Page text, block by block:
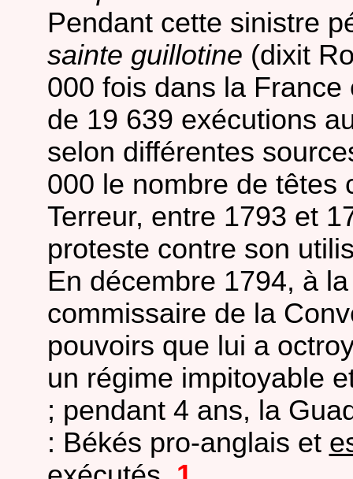
Pendant cette sinistre
sainte guillotine (dixit
000 fois dans la
de 19 639 exécutions
selon différentes
000 le nombre de têtes
Terreur, entre 1793 et
proteste contre son
En décembre 1794, à
commissaire de la
pouvoirs que lui a
un régime impitoyable
; pendant 4 ans, la
: Békés pro-anglais et